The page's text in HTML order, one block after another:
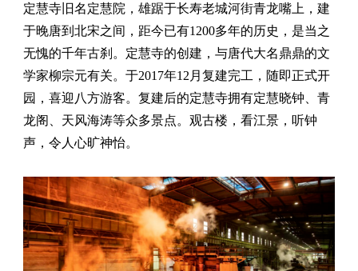
定慧寺旧名定慧院，雄踞于长寿老城河街青龙嘴上，建
于晚唐到北宋之间，距今已有1200多年的历史，是当之
无愧的千年古刹。定慧寺的创建，与唐代大名鼎鼎的文
学家柳宗元有关。于2017年12月复建完工，随即正式开
园，喜迎八方游客。复建后的定慧寺拥有定慧晓钟、青
龙阁、天风海涛等众多景点。观古楼，看江景，听钟
声，令人心旷神怡。